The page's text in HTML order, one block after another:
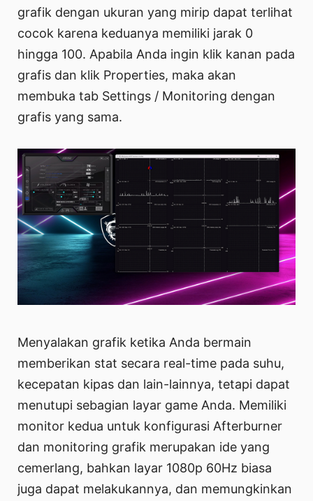
grafik dengan ukuran yang mirip dapat terlihat
cocok karena keduanya memiliki jarak 0
hingga 100. Apabila Anda ingin klik kanan pada
grafis dan klik Properties, maka akan
membuka tab Settings / Monitoring dengan
grafis yang sama.
Menyalakan grafik ketika Anda bermain
memberikan stat secara real-time pada suhu,
kecepatan kipas dan lain-lainnya, tetapi dapat
menutupi sebagian layar game Anda. Memiliki
monitor kedua untuk konfigurasi Afterburner
dan monitoring grafik merupakan ide yang
cemerlang, bahkan layar 1080p 60Hz biasa
juga dapat melakukannya, dan memungkinkan